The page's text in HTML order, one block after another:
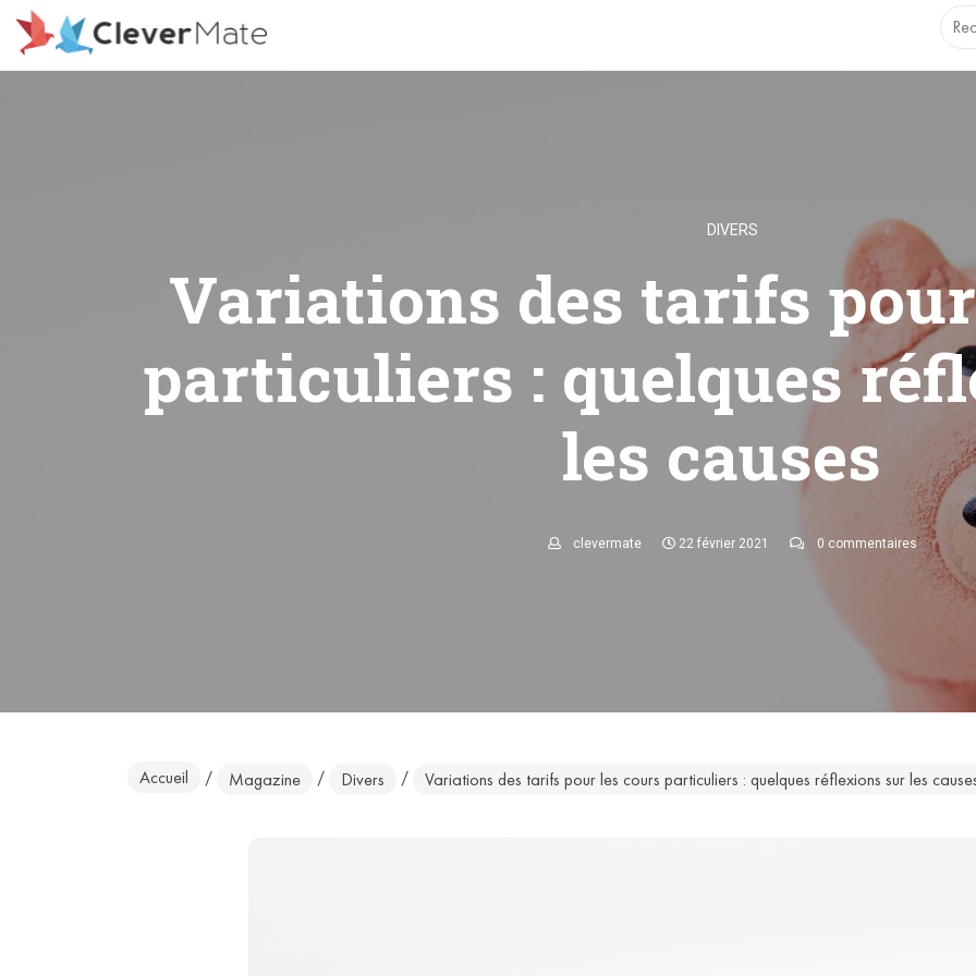
Deprecated: File registration.php is deprecated since version 3.1.0 with no alternative available. This file no longer needs
includes/functions.php on line 6078
DIVERS
Variations des tarifs
particuliers : quelques
les causes
clevermate 22 février 2021 0 commentaires
Accueil / Magazine / Divers / Variations des tarifs pour les cours particuliers : quelques réflexions sur les